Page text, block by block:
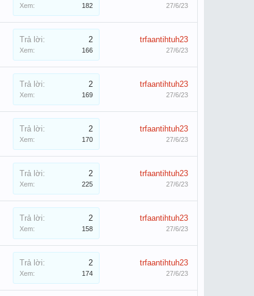
Xem: 182 27/6/23
Trả lời: 2
Xem: 166
trfaantihtuh23
27/6/23
Trả lời: 2
Xem: 169
trfaantihtuh23
27/6/23
Trả lời: 2
Xem: 170
trfaantihtuh23
27/6/23
Trả lời: 2
Xem: 225
trfaantihtuh23
27/6/23
Trả lời: 2
Xem: 158
trfaantihtuh23
27/6/23
Trả lời: 2
Xem: 174
trfaantihtuh23
27/6/23